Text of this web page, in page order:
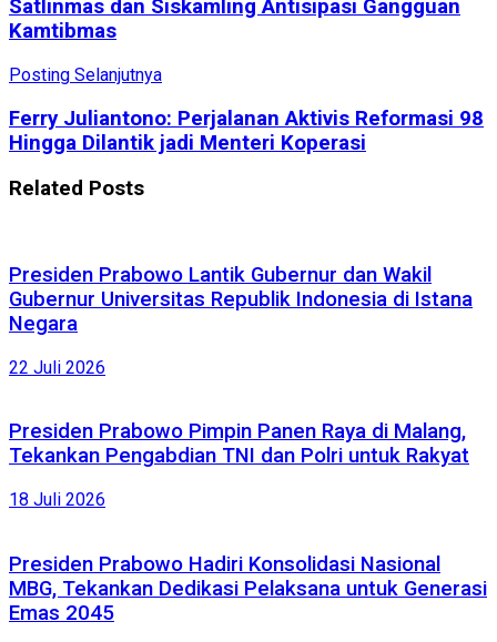
Satlinmas dan Siskamling Antisipasi Gangguan
Kamtibmas
Posting Selanjutnya
Ferry Juliantono: Perjalanan Aktivis Reformasi 98
Hingga Dilantik jadi Menteri Koperasi
Related Posts
Presiden Prabowo Lantik Gubernur dan Wakil
Gubernur Universitas Republik Indonesia di Istana
Negara
22 Juli 2026
Presiden Prabowo Pimpin Panen Raya di Malang,
Tekankan Pengabdian TNI dan Polri untuk Rakyat
18 Juli 2026
Presiden Prabowo Hadiri Konsolidasi Nasional
MBG, Tekankan Dedikasi Pelaksana untuk Generasi
Emas 2045